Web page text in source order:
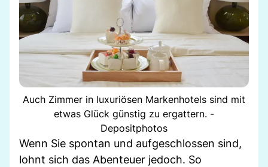
Auch Zimmer in luxuriösen Markenhotels sind mit
etwas Glück günstig zu ergattern. -
Depositphotos
Wenn Sie spontan und aufgeschlossen sind,
lohnt sich das Abenteuer jedoch. So